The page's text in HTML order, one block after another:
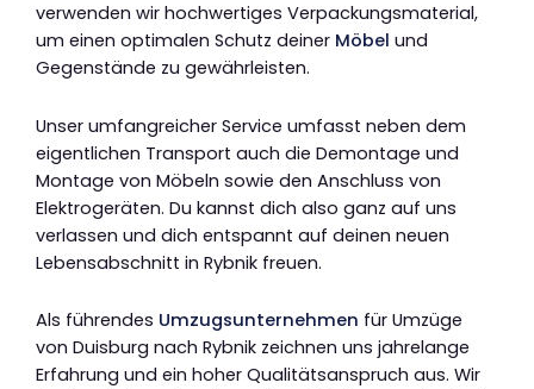
verwenden wir hochwertiges Verpackungsmaterial,
um einen optimalen Schutz deiner Möbel und
Gegenstände zu gewährleisten.
Unser umfangreicher Service umfasst neben dem
eigentlichen Transport auch die Demontage und
Montage von Möbeln sowie den Anschluss von
Elektrogeräten. Du kannst dich also ganz auf uns
verlassen und dich entspannt auf deinen neuen
Lebensabschnitt in Rybnik freuen.
Als führendes Umzugsunternehmen für Umzüge
von Duisburg nach Rybnik zeichnen uns jahrelange
Erfahrung und ein hoher Qualitätsanspruch aus. Wir